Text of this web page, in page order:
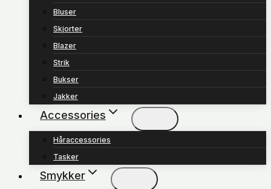
Bluser
Skjorter
Blazer
Strik
Bukser
Jakker
Accessories
Håraccessories
Tasker
Smykker